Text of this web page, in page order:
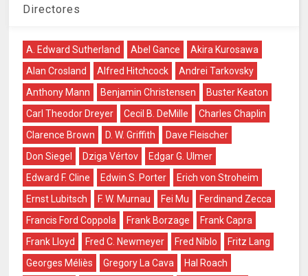
Directores
A. Edward Sutherland Abel Gance
Akira Kurosawa
Alan Crosland
Alfred Hitchcock
Andrei Tarkovsky
Anthony Mann
Benjamin Christensen
Buster Keaton
Carl Theodor Dreyer
Cecil B. DeMille
Charles Chaplin
Clarence Brown
D. W. Griffith
Dave Fleischer
Don Siegel
Dziga Vértov
Edgar G. Ulmer
Edward F. Cline
Edwin S. Porter
Erich von Stroheim
Ernst Lubitsch
F. W. Murnau Fei Mu
Ferdinand Zecca
Francis Ford Coppola
Frank Borzage
Frank Capra
Frank Lloyd
Fred C. Newmeyer Fred Niblo
Fritz Lang
Georges Méliès
Gregory La Cava
Hal Roach